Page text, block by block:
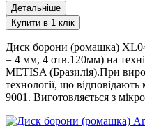
Детальніше
Купити в 1 клік
Диск борони (ромашка)
= 4 мм, 4 отв.120мм) на
METISA (Бразилія).При
технології, що
9001. Виготовляється з